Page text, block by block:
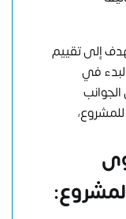
إلى تقييم
في
للمشروع،